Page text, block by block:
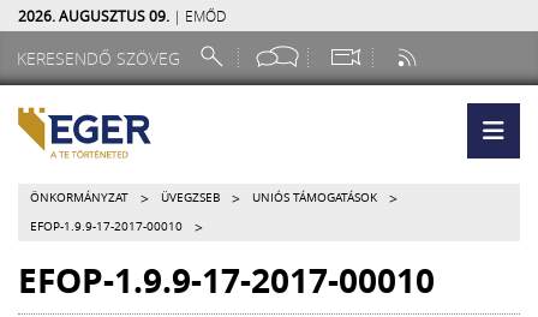
2026. AUGUSZTUS 09. | EMŐD
ÖNKORMÁNYZAT > ÜVEGZSEB > UNIÓS TÁMOGATÁSOK >
EFOP-1.9.9-17-2017-00010 >
EFOP-1.9.9-17-2017-00010